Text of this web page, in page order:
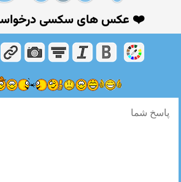
❤️ عکس های سکسی